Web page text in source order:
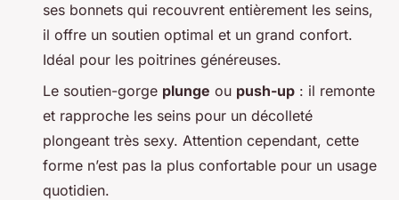
ses bonnets qui recouvrent entièrement les seins,
il offre un soutien optimal et un grand confort.
Idéal pour les poitrines généreuses.
Le soutien-gorge plunge ou push-up : il remonte
et rapproche les seins pour un décolleté
plongeant très sexy. Attention cependant, cette
forme n’est pas la plus confortable pour un usage
quotidien.